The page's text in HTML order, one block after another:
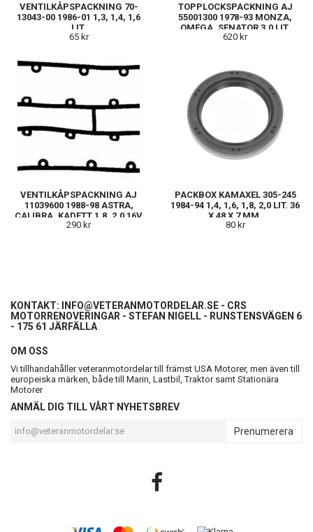
VENTILKÅPSPACKNING 70-
13043-00 1986-01 1,3, 1,4, 1,6
LIT.
65 kr
TOPPLOCKSPACKNING AJ
55001300 1978-93 MONZA,
OMEGA, SENATOR 3,0 LIT.
620 kr
VENTILKÅPSPACKNING AJ
11039600 1988-98 ASTRA,
CALIBRA, KADETT 1,8, 2,0 16V
290 kr
PACKBOX KAMAXEL 305-245
1984-94 1,4, 1,6, 1,8, 2,0 LIT. 36
X 48 X 7 MM.
80 kr
KONTAKT: INFO@VETERANMOTORDELAR.SE - CRS
MOTORRENOVERINGAR - STEFAN NIGELL - RUNSTENSVÄGEN 6
- 175 61 JÄRFÄLLA
OM OSS
Vi tillhandahåller veteranmotordelar till främst USA Motorer, men även till
europeiska märken, både till Marin, Lastbil, Traktor samt Stationära
Motorer
ANMÄL DIG TILL VÅRT NYHETSBREV
Prenumerera